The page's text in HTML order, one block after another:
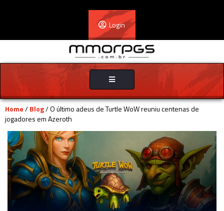
Login
Toggle
navigation
Home/Blog/ O último adeus de Turtle WoW reuniu centenas de
jogadores em Azeroth